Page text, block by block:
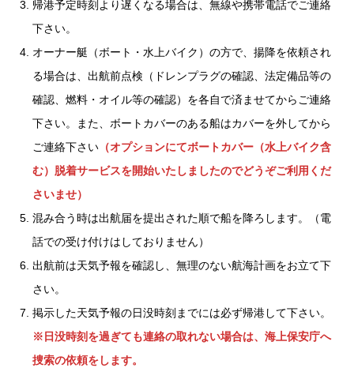
帰港予定時刻より遅くなる場合は、無線や携帯電話でご連絡
下さい。
オーナー艇（ボート・水上バイク）の方で、揚降を依頼され
る場合は、出航前点検（ドレンプラグの確認、法定備品等の
確認、燃料・オイル等の確認）を各自で済ませてからご連絡
下さい。また、ボートカバーのある船はカバーを外してから
ご連絡下さい （オプションにてボートカバー（水上バイク含
む）脱着サービスを開始いたしましたのでどうぞご利用くだ
さいませ）
混み合う時は出航届を提出された順で船を降ろします。（電
話での受け付けはしておりません）
出航前は天気予報を確認し、無理のない航海計画をお立て下
さい。
掲示した天気予報の日没時刻までには必ず帰港して下さい。
※日没時刻を過ぎても連絡の取れない場合は、海上保安庁へ
捜索の依頼をします。